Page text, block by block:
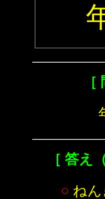
［
［ 答え
○ ね